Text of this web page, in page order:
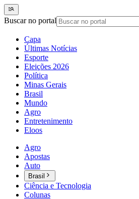
Buscar no portal
Capa
Últimas Notícias
Esporte
Eleições 2026
Política
Minas Gerais
Brasil
Mundo
Agro
Entretenimento
Eloos
Agro
Apostas
Auto
Brasil
Ciência e Tecnologia
Colunas